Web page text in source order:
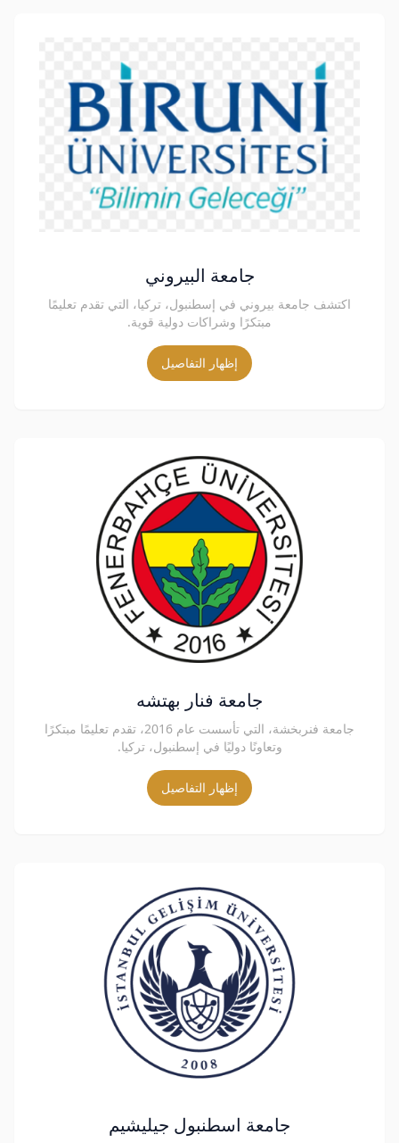
جامعة البيروني
اكتشف جامعة بيروني في إسطنبول، تركيا، التي تقدم تعليمًا
مبتكرًا وشراكات دولية قوية.
إظهار التفاصيل
جامعة فنار بهتشه
جامعة فنربخشة، التي تأسست عام 2016، تقدم تعليمًا مبتكرًا
وتعاونًا دوليًا في إسطنبول، تركيا.
إظهار التفاصيل
جامعة اسطنبول جيليشيم